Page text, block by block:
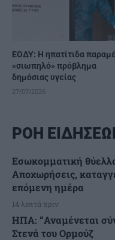
ΕΟΔΥ: Η ηπατίτιδα
«σιωπηλό» πρόβλημα
δημόσιας υγείας
27/07/2026
ΡΟΗ
Εσωκομματική
Αποχωρήσεις,
επόμενη ημέρα
14 λεπτά πριν
ΗΠΑ: “Αναμένεται
Στενά του Ορμούζ